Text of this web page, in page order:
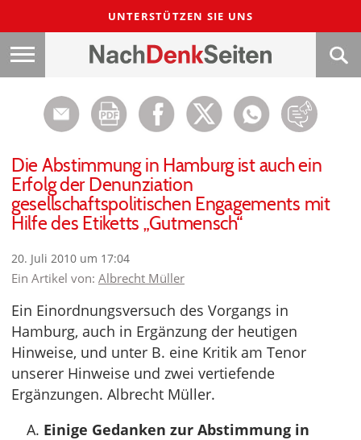
UNTERSTÜTZEN SIE UNS
Die Abstimmung in Hamburg ist auch ein
Erfolg der Denunziation
gesellschaftspolitischen Engagements mit
Hilfe des Etiketts „Gutmensch“
20. Juli 2010 um 17:04
Ein Artikel von: Albrecht Müller
Ein Einordnungsversuch des Vorgangs in
Hamburg, auch in Ergänzung der heutigen
Hinweise, und unter B. eine Kritik am Tenor
unserer Hinweise und zwei vertiefende
Ergänzungen. Albrecht Müller.
Einige Gedanken zur Abstimmung in